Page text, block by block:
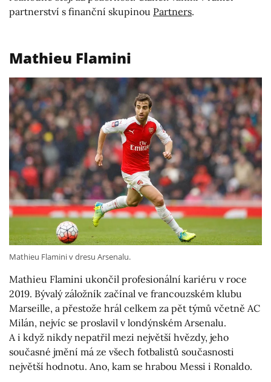
partnerství s finanční skupinou Partners.
Mathieu Flamini
Mathieu Flamini v dresu Arsenalu.
Mathieu Flamini ukončil profesionální kariéru v roce
2019. Bývalý záložník začínal ve francouzském klubu
Marseille, a přestože hrál celkem za pět týmů včetně AC
Milán, nejvíc se proslavil v londýnském Arsenalu.
A i když nikdy nepatřil mezi největší hvězdy, jeho
současné jmění má ze všech fotbalistů současnosti
největší hodnotu. Ano, kam se hrabou Messi i Ronaldo.